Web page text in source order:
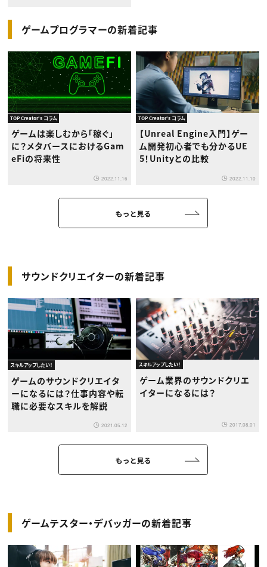
ゲームプログラマーの新着記事
TOP Creator's コラム
ゲームは楽しむから「稼ぐ」
に？メタバースにおけるGam
eFiの将来性
2022.11.16
TOP Creator's コラム
【Unreal Engine入門】ゲー
ム開発初心者でも分かるUE
5！Unityとの比較
2022.11.10
サウンドクリエイターの新着記事
スキルアップしたい！
ゲームのサウンドクリエイタ
ーになるには？仕事内容や転
職に必要なスキルを解説
2021.05.12
スキルアップしたい！
ゲーム業界のサウンドクリエ
イターになるには？
2017.08.01
ゲームテスター・デバッガーの新着記事